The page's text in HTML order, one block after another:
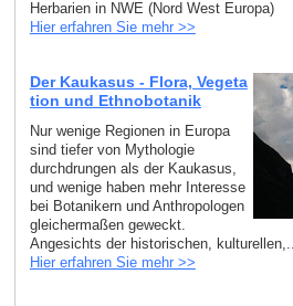
Herbarien in NWE (Nord West Europa)
Hier erfahren Sie mehr >>
Der Kaukasus - Flora, Vegeta
tion und Ethnobotanik
Nur wenige Regionen in Europa
sind tiefer von Mythologie
durchdrungen als der Kaukasus,
und wenige haben mehr Interesse
bei Botanikern und Anthropologen
gleichermaßen geweckt.
Angesichts der historischen, kulturellen,...
Hier erfahren Sie mehr >>